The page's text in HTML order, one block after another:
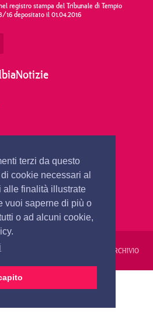
terzi da questo
cookie necessari al
alle finalità illustrate
vuoi saperne di più o
o ad alcuni cookie,
registro stampa del Tribunale di Tempio
16 depositato il 01.04.2016
E COOKIES ARCHIVIO
24 ORE VIDEO